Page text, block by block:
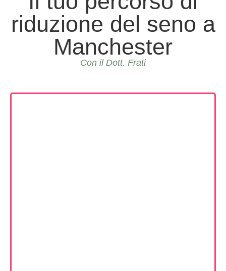
riduzione del seno a
Manchester
Con il Dott. Frati